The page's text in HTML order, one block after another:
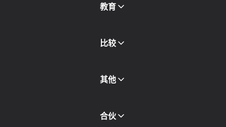
博客和文章
合作伙伴
教育
免费书
比较
其他
API访问
集成
合伙